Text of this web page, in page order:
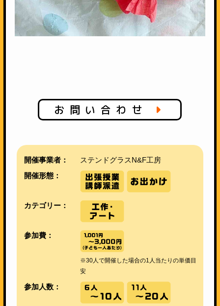
お問い合わせ
開催事業者：
ステンドグラスN&F工房
開催形態：
カテゴリー：
参加費：
※30人で開催した場合の1人当たりの単価目
安
参加人数：